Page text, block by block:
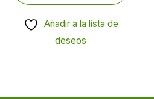
Añadir a la lista de
deseos